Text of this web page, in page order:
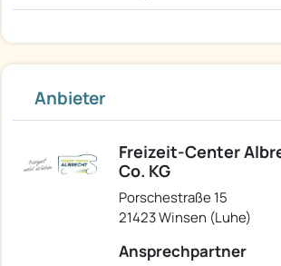
Anbieter
Freizeit-Center
Co. KG
Porschestraße 15
21423 Winsen (Luhe)
Ansprechpartner